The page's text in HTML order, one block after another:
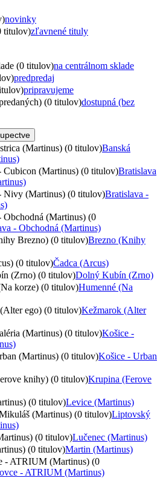
novinky
titulov)zľavnené tituly
(0 titulov)na centrálnom sklade
predpredaj
pripravujeme
(0 titulov)dostupná (bez
(Martinus) (0 titulov)Banská
Cubicon (Martinus) (0 titulov)Bratislava
Nivy (Martinus) (0 titulov)Bratislava -
Obchodná (Martinus) (0
- Obchodná (Martinus)
Brezno) (0 titulov)Brezno (Knihy
(0 titulov)Čadca (Arcus)
(Zrno) (0 titulov)Dolný Kubín (Zrno)
korze) (0 titulov)Humenné (Na
ego) (0 titulov)Kežmarok (Alter
(Martinus) (0 titulov)Košice -
(Martinus) (0 titulov)Košice - Urban
knihy) (0 titulov)Krupina (Ferove
(0 titulov)Levice (Martinus)
(Martinus) (0 titulov)Liptovský
(0 titulov)Lučenec (Martinus)
(0 titulov)Martin (Martinus)
- ATRIUM (Martinus) (0
- ATRIUM (Martinus)